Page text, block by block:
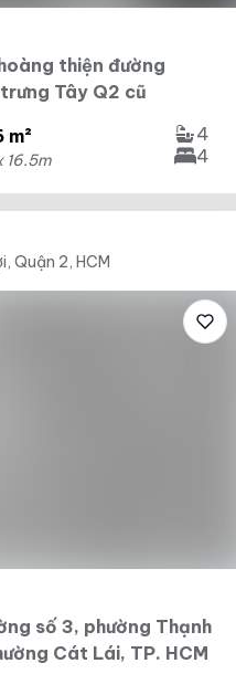
thiện đường
Tây Q2 cũ
m²
16.5m
4
4
Quận 2, HCM
số 3, phường Thạnh
Cát Lái, TP. HCM